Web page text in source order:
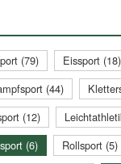
(79)
Eissport (18)
(44)
(12)
(6)
Rollsport (5)